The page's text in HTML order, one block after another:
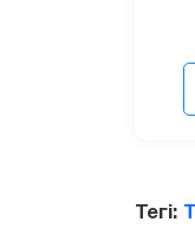
Тегі: